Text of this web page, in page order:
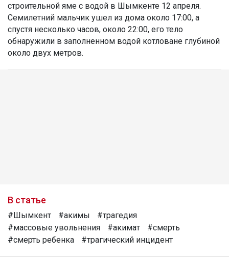
строительной яме с водой в Шымкенте 12 апреля.
Семилетний мальчик ушел из дома около 17:00, а
спустя несколько часов, около 22:00, его тело
обнаружили в заполненном водой котловане глубиной
около двух метров.
В статье
#Шымкент #акимы
#трагедия
#массовые увольнения
#акимат
#смерть
#смерть ребенка
#трагический инцидент